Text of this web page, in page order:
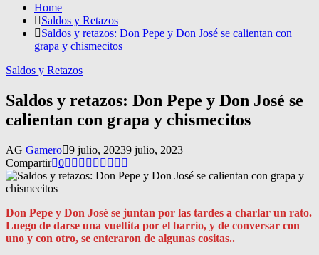
Home
Saldos y Retazos
Saldos y retazos: Don Pepe y Don José se calientan con
grapa y chismecitos
Saldos y Retazos
Saldos y retazos: Don Pepe y Don José se
calientan con grapa y chismecitos
AG Gamero 9 julio, 20239 julio, 2023
Compartir 0
Don Pepe y Don José se juntan por las tardes a charlar un rato.
Luego de darse una vueltita por el barrio, y de conversar con
uno y con otro, se enteraron de algunas cositas..